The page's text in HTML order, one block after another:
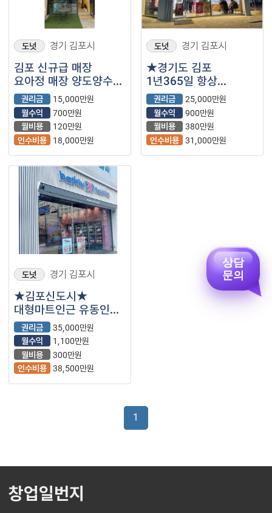
도넛 경기 김포시
김포 신규급 매장
요아정 매장 양도양수
매매합니다. 매출은
점점 늘어나고
있습니다. 급매로
내놓습니다.
권리금
15,000만원
월수익
700만원
월비용
120만원
인수비용
18,000만원
도넛 경기 김포시
★경기도 김포
1년365일 항상
인기있는 베스킨라빈스
내놓습니다 문의 많이
주세요 ★
권리금
25,000만원
월수익
900만원
월비용
380만원
인수비용 31,000만원
도넛 경기 김포시
★김포신도시★
대형마트인근 유동인구
너무많아 미어터지는
베스킨라빈스
권리금
35,000만원
월수익
1,100만원
월비용
300만원
인수비용 38,500만원
1
창업일번지
상담
문의